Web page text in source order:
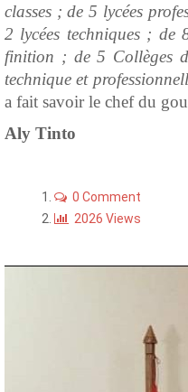
classes ; de 5 lycées
2 lycées techniques ; de
finition ; de 5 Collèges
technique et
a fait savoir le chef du
Aly Tinto
0 Comment
2026 Views